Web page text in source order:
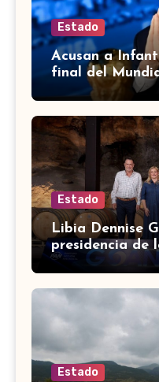
Estado
Acusan a
final del
a cambio de
Estado
Libia Dennise
presidencia de
de
Nacional
Estado